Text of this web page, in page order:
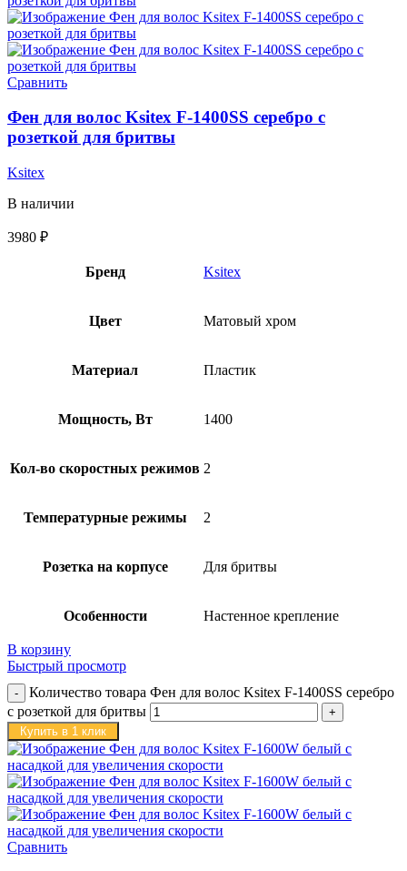
Сравнить
Фен для волос Ksitex F-1400SS серебро с
розеткой для бритвы
Ksitex
В наличии
3980 ₽
Бренд Ksitex
Цвет Матовый хром
Материал Пластик
Мощность, Вт 1400
Кол-во скоростных режимов 2
Температурные режимы 2
Розетка на корпусе Для бритвы
Особенности Настенное крепление
В корзину
Быстрый просмотр
Количество товара Фен для волос Ksitex F-1400SS серебро
с розеткой для бритвы
Купить в 1 клик
Сравнить